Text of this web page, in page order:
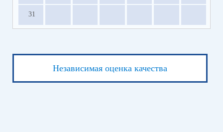
31
Независимая оценка качества